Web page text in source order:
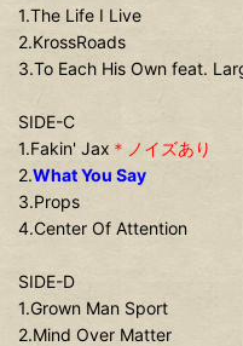
1.The Life I Live
2.KrossRoads
3.To Each His Own feat.
SIDE-C
1.Fakin' Jax ＊ノイズあり
2.What You Say
3.Props
4.Center Of Attention
SIDE-D
1.Grown Man Sport
2.Mind Over Matter